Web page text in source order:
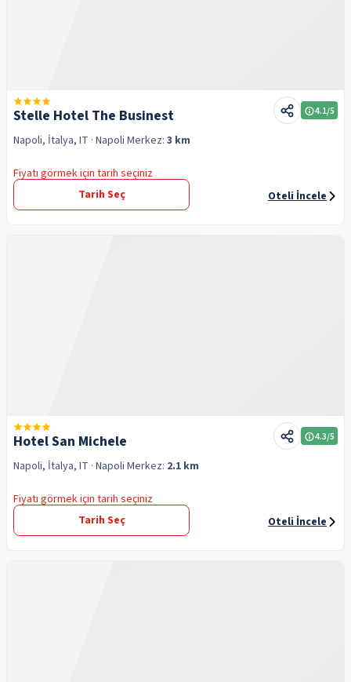
Stelle Hotel The Businest 4.1/5
Napoli, İtalya, IT · Napoli Merkez: 3 km
Fiyatı görmek için tarih seçiniz
Tarih Seç
Oteli İncele
Hotel San Michele 4.3/5
Napoli, İtalya, IT · Napoli Merkez: 2.1 km
Fiyatı görmek için tarih seçiniz
Tarih Seç
Oteli İncele